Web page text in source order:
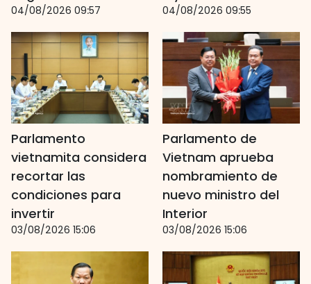
04/08/2026 09:57 04/08/2026 09:55
Parlamento
vietnamita considera
recortar las
condiciones para
invertir
03/08/2026 15:06
Parlamento de
Vietnam aprueba
nombramiento de
nuevo ministro del
Interior
03/08/2026 15:06